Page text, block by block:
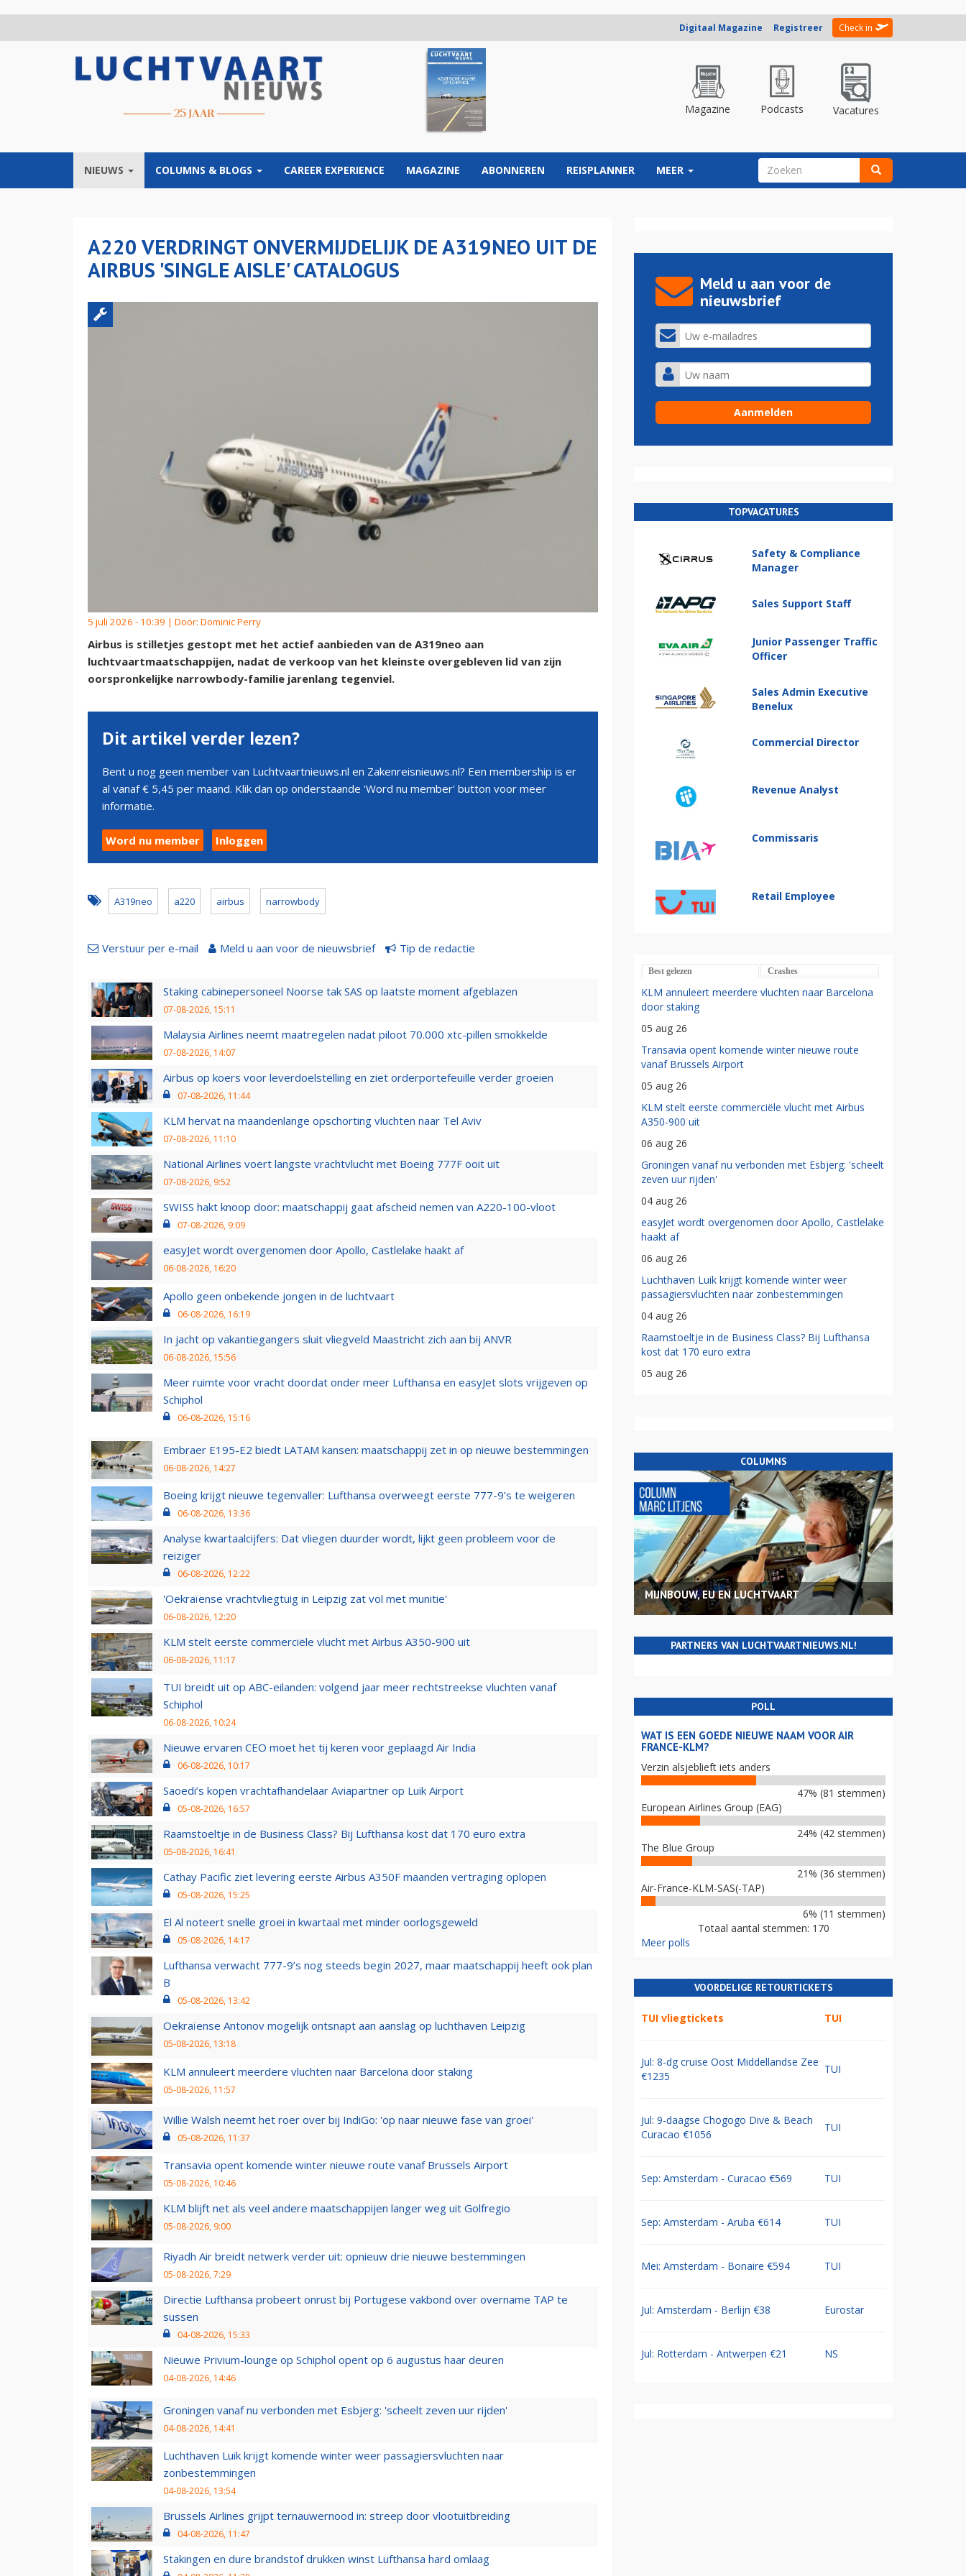
Digitaal Magazine Registreer Check in
Magazine Podcasts Vacatures
NIEUWS COLUMNS & BLOGS CAREER EXPERIENCE MAGAZINE ABONNEREN REISPLANNER MEER ZOEKVELD
A220 VERDRINGT ONVERMIJDELIJK DE A319NEO UIT DE
AIRBUS 'SINGLE AISLE' CATALOGUS
5 juli 2026 - 10:39 | Door: Dominic Perry
Airbus is stilletjes gestopt met het actief aanbieden van de A319neo aan
luchtvaartmaatschappijen, nadat de verkoop van het kleinste overgebleven lid van zijn
oorspronkelijke narrowbody-familie jarenlang tegenviel.
Dit artikel verder lezen?
Bent u nog geen member van Luchtvaartnieuws.nl en Zakenreisnieuws.nl? Een membership is er
al vanaf € 5,45 per maand. Klik dan op onderstaande 'Word nu member' button voor meer
informatie.
Word nu member Inloggen
A319neo a220 airbus narrowbody
Verstuur per e-mail Meld u aan voor de nieuwsbrief Tip de redactie
Staking cabinepersoneel Noorse tak SAS op laatste moment afgeblazen
07-08-2026, 15:11
Malaysia Airlines neemt maatregelen nadat piloot 70.000 xtc-pillen smokkelde
07-08-2026, 14:07
Airbus op koers voor leverdoelstelling en ziet orderportefeuille verder groeien
07-08-2026, 11:44
KLM hervat na maandenlange opschorting vluchten naar Tel Aviv
07-08-2026, 11:10
National Airlines voert langste vrachtvlucht met Boeing 777F ooit uit
07-08-2026, 9:52
SWISS hakt knoop door: maatschappij gaat afscheid nemen van A220-100-vloot
07-08-2026, 9:09
easyJet wordt overgenomen door Apollo, Castlelake haakt af
06-08-2026, 16:20
Apollo geen onbekende jongen in de luchtvaart
06-08-2026, 16:19
In jacht op vakantiegangers sluit vliegveld Maastricht zich aan bij ANVR
06-08-2026, 15:56
Meer ruimte voor vracht doordat onder meer Lufthansa en easyJet slots vrijgeven op
Schiphol
06-08-2026, 15:16
Embraer E195-E2 biedt LATAM kansen: maatschappij zet in op nieuwe bestemmingen
06-08-2026, 14:27
Boeing krijgt nieuwe tegenvaller: Lufthansa overweegt eerste 777-9’s te weigeren
06-08-2026, 13:36
Analyse kwartaalcijfers: Dat vliegen duurder wordt, lijkt geen probleem voor de
reiziger
06-08-2026, 12:22
'Oekraïense vrachtvliegtuig in Leipzig zat vol met munitie'
06-08-2026, 12:20
KLM stelt eerste commerciële vlucht met Airbus A350-900 uit
06-08-2026, 11:17
TUI breidt uit op ABC-eilanden: volgend jaar meer rechtstreekse vluchten vanaf
Schiphol
06-08-2026, 10:24
Nieuwe ervaren CEO moet het tij keren voor geplaagd Air India
06-08-2026, 10:17
Saoedi’s kopen vrachtafhandelaar Aviapartner op Luik Airport
05-08-2026, 16:57
Raamstoeltje in de Business Class? Bij Lufthansa kost dat 170 euro extra
05-08-2026, 16:41
Cathay Pacific ziet levering eerste Airbus A350F maanden vertraging oplopen
05-08-2026, 15:25
El Al noteert snelle groei in kwartaal met minder oorlogsgeweld
05-08-2026, 14:17
Lufthansa verwacht 777-9’s nog steeds begin 2027, maar maatschappij heeft ook plan
B
05-08-2026, 13:42
Oekraïense Antonov mogelijk ontsnapt aan aanslag op luchthaven Leipzig
05-08-2026, 13:18
KLM annuleert meerdere vluchten naar Barcelona door staking
05-08-2026, 11:57
Willie Walsh neemt het roer over bij IndiGo: 'op naar nieuwe fase van groei'
05-08-2026, 11:37
Transavia opent komende winter nieuwe route vanaf Brussels Airport
05-08-2026, 10:46
KLM blijft net als veel andere maatschappijen langer weg uit Golfregio
05-08-2026, 9:00
Riyadh Air breidt netwerk verder uit: opnieuw drie nieuwe bestemmingen
05-08-2026, 7:29
Directie Lufthansa probeert onrust bij Portugese vakbond over overname TAP te
sussen
04-08-2026, 15:33
Nieuwe Privium-lounge op Schiphol opent op 6 augustus haar deuren
04-08-2026, 14:46
Groningen vanaf nu verbonden met Esbjerg: 'scheelt zeven uur rijden'
04-08-2026, 14:41
Luchthaven Luik krijgt komende winter weer passagiersvluchten naar
zonbestemmingen
04-08-2026, 13:54
Brussels Airlines grijpt ternauwernood in: streep door vlootuitbreiding
04-08-2026, 11:47
Stakingen en dure brandstof drukken winst Lufthansa hard omlaag
Meld u aan voor de
nieuwsbrief
TOPVACATURES
Safety & Compliance
Manager
Sales Support Staff
Junior Passenger Traffic
Officer
Sales Admin Executive
Benelux
Commercial Director
Revenue Analyst
Commissaris
Retail Employee
Best gelezen Crashes
KLM annuleert meerdere vluchten naar Barcelona
door staking
05 aug 26
Transavia opent komende winter nieuwe route
vanaf Brussels Airport
05 aug 26
KLM stelt eerste commerciële vlucht met Airbus
A350-900 uit
06 aug 26
Groningen vanaf nu verbonden met Esbjerg: 'scheelt
zeven uur rijden'
04 aug 26
easyJet wordt overgenomen door Apollo, Castlelake
haakt af
06 aug 26
Luchthaven Luik krijgt komende winter weer
passagiersvluchten naar zonbestemmingen
04 aug 26
Raamstoeltje in de Business Class? Bij Lufthansa
kost dat 170 euro extra
05 aug 26
COLUMNS
MIJNBOUW, EU EN LUCHTVAART
PARTNERS VAN LUCHTVAARTNIEUWS.NL!
POLL
WAT IS EEN GOEDE NIEUWE NAAM VOOR AIR
FRANCE-KLM?
Verzin alsjeblieft iets anders
47% (81 stemmen)
European Airlines Group (EAG)
24% (42 stemmen)
The Blue Group
21% (36 stemmen)
Air-France-KLM-SAS(-TAP)
6% (11 stemmen)
Totaal aantal stemmen: 170
Meer polls
VOORDELIGE RETOURTICKETS
TUI vliegtickets TUI
Jul: 8-dg cruise Oost Middellandse Zee
€1235
TUI
Jul: 9-daagse Chogogo Dive & Beach
Curacao €1056
TUI
Sep: Amsterdam - Curacao €569 TUI
Sep: Amsterdam - Aruba €614 TUI
Mei: Amsterdam - Bonaire €594 TUI
Jul: Amsterdam - Berlijn €38 Eurostar
Jul: Rotterdam - Antwerpen €21 NS